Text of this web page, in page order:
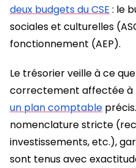
deux budgets du CSE : le
sociales et culturelles
fonctionnement (AEP).
Le trésorier veille à ce
correctement affectée à
un plan comptable
nomenclature stricte
investissements, etc.),
sont tenus avec